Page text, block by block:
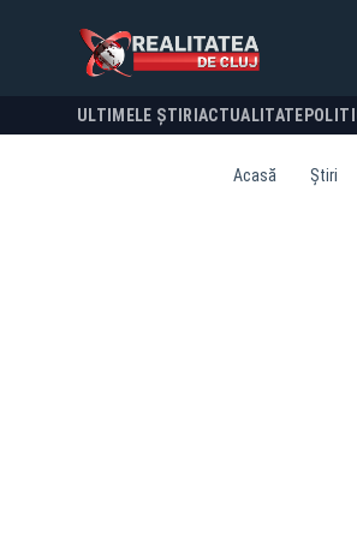
ULTIMELE ȘTIRI ACTUALITATE
Acasă Știri